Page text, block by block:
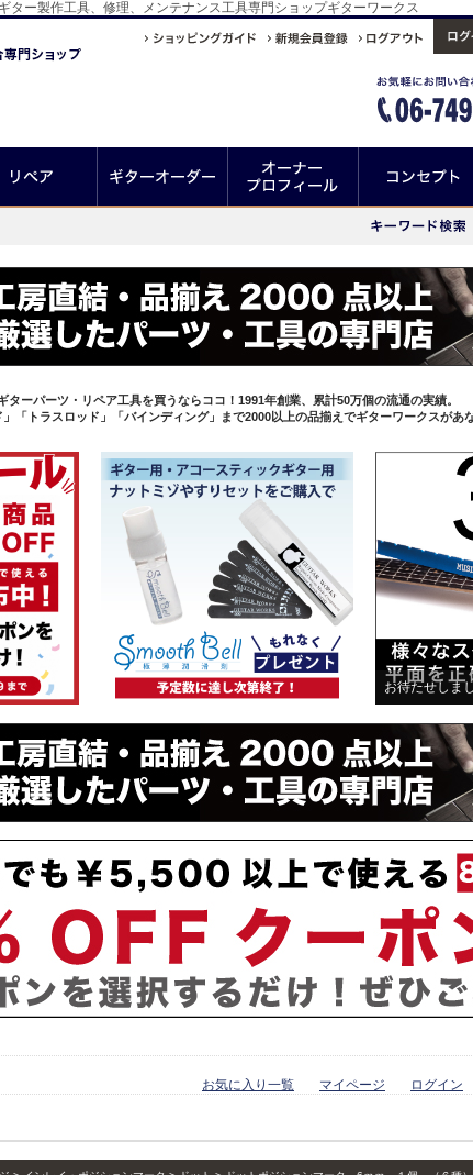
ー製作工具、修理、メンテナンス工具専門ショップギターワークス
ターパーツ・リペア工具を買うならココ！1991年創業、累計50万個の流通の実績。
「トラスロッド」「バインディング」まで2000以上の品揃えでギターワークスがあ
お待たせしま
お気に入り一覧 マイページ ログイン